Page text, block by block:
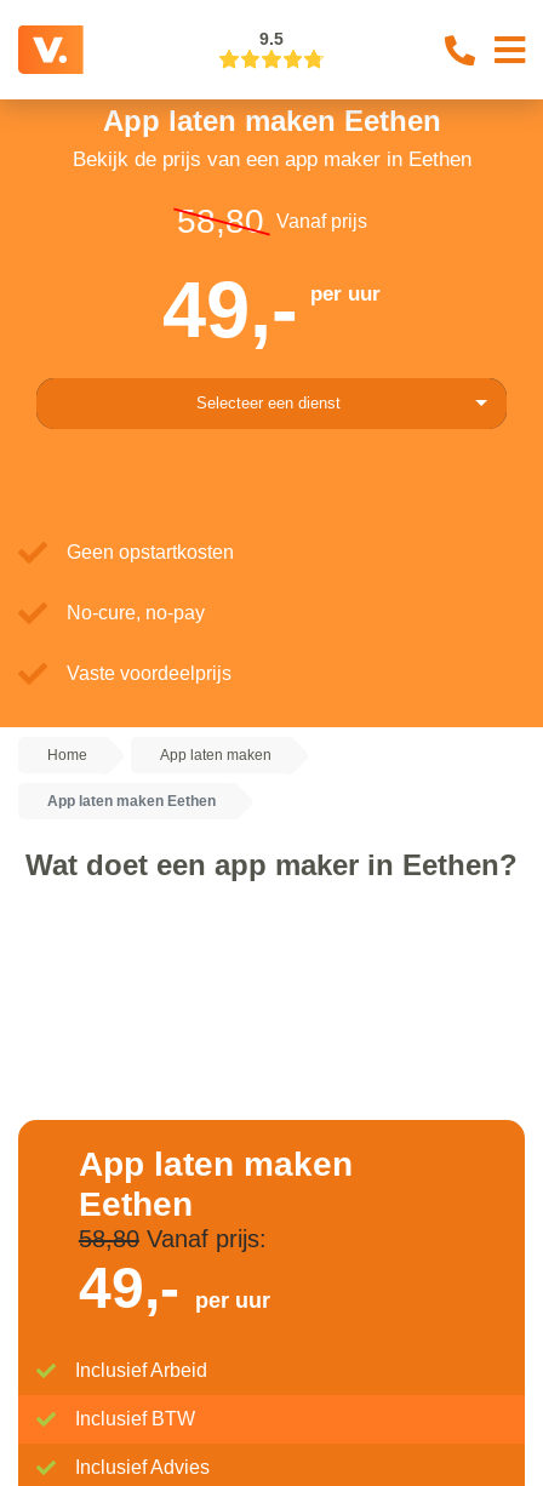
9.5
App laten maken Eethen
Bekijk de prijs van een app maker in Eethen
58,80 Vanaf prijs
49,- per uur
Selecteer een dienst
Geen opstartkosten
No-cure, no-pay
Vaste voordeelprijs
Home App laten maken
App laten maken Eethen
Wat doet een app maker in Eethen?
App laten maken
Eethen
58,80Vanaf prijs:
49,- per uur
Inclusief Arbeid
Inclusief BTW
Inclusief Advies